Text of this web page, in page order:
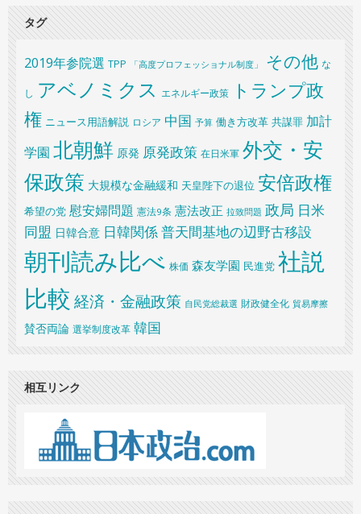
タグ
2019年参院選 TPP 「高度プロフェッショナル制度」 その他 な
し アベノミクス エネルギー政策
トランプ政
権 ニュース用語解説 ロシア 中国 予算 働き方改革 共謀罪 加計
学園 北朝鮮 原発 原発政策 在日米軍 外交・安
保政策 大規模な金融緩和 天皇陛下の退位 安倍政権
希望の党 慰安婦問題 憲法9条 憲法改正 拉致問題 政局 日米
同盟 日韓合意 日韓関係普天間基地の辺野古移設
朝刊読み比べ 株価 森友学園 民進党 社説
比較 経済・金融政策 自民党総裁選 財政健全化 貿易摩擦
賛否両論 選挙制度改革 韓国
相互リンク